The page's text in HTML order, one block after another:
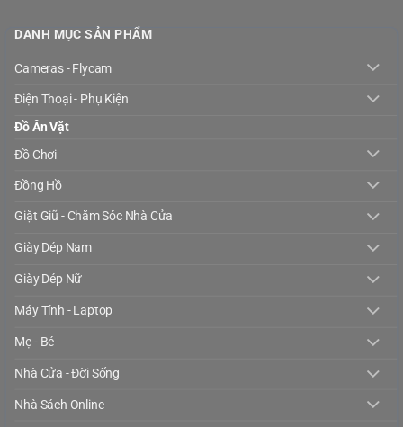
DANH MỤC SẢN PHẨM
Cameras - Flycam
Điện Thoại - Phụ Kiện
Đồ Ăn Vặt
Đồ Chơi
Đồng Hồ
Giặt Giũ - Chăm Sóc Nhà Cửa
Giày Dép Nam
Giày Dép Nữ
Máy Tính - Laptop
Mẹ - Bé
Nhà Cửa - Đời Sống
Nhà Sách Online